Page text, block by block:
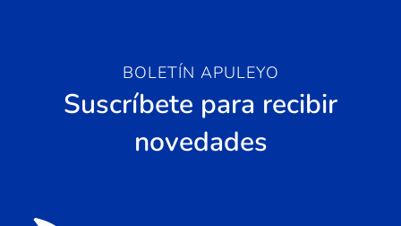
BOLETÍN APULEYO
Suscríbete para recibir
novedades